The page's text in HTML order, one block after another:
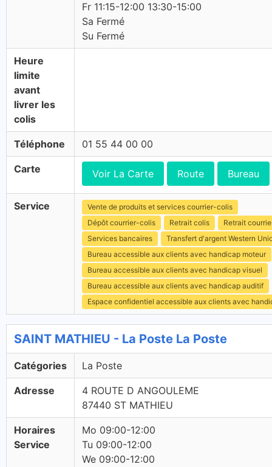
Fr 11:15-12:00 13:30-15:00
Sa Fermé
Su Fermé
Heure
limite
avant
livrer les
colis
Téléphone 01 55 44 00 00
Carte Voir La Carte Route Bureau
Service
Vente de produits et services courrier-colis
Dépôt courrier-colis
Retrait colis
Retrait
Services bancaires
Transfert d'argent Western
Bureau accessible aux clients avec handicap moteur
Bureau accessible aux clients avec handicap visuel
Bureau accessible aux clients avec handicap auditif
Espace confidentiel accessible aux clients avec
SAINT MATHIEU - La Poste La Poste
Catégories La Poste
Adresse
4 ROUTE D ANGOULEME
87440 ST MATHIEU
Horaires
Service
Mo 09:00-12:00
Tu 09:00-12:00
We 09:00-12:00